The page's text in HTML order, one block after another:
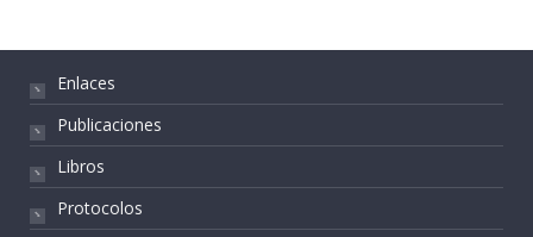
Enlaces
Publicaciones
Libros
Protocolos